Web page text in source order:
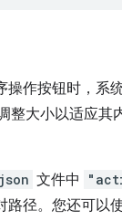
操作按钮时，系
整大小以适应
文件中
路径。您还可以